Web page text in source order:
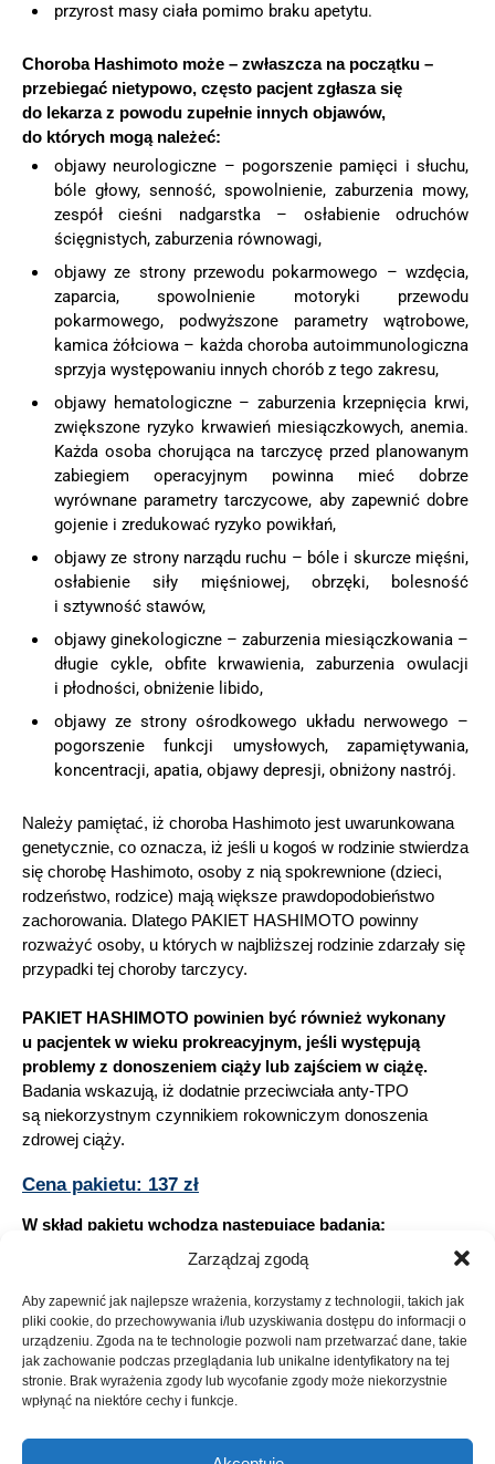
Zarządzaj zgodą
Aby zapewnić jak najlepsze wrażenia, korzystamy z technologii, takich jak
pliki cookie, do przechowywania i/lub uzyskiwania dostępu do informacji o
urządzeniu. Zgoda na te technologie pozwoli nam przetwarzać dane, takie
jak zachowanie podczas przeglądania lub unikalne identyfikatory na tej
stronie. Brak wyrażenia zgody lub wycofanie zgody może niekorzystnie
wpłynąć na niektóre cechy i funkcje.
przyrost masy ciała pomimo braku apetytu.
Choroba Hashimoto może – zwłaszcza na początku –
przebiegać nietypowo, często pacjent zgłasza się
do lekarza z powodu zupełnie innych objawów,
do których mogą należeć:
objawy neurologiczne – pogorszenie pamięci i słuchu,
bóle głowy, senność, spowolnienie, zaburzenia mowy,
zespół cieśni nadgarstka – osłabienie odruchów
ścięgnistych, zaburzenia równowagi,
objawy ze strony przewodu pokarmowego – wzdęcia,
zaparcia, spowolnienie motoryki przewodu
pokarmowego, podwyższone parametry wątrobowe,
kamica żółciowa – każda choroba autoimmunologiczna
sprzyja występowaniu innych chorób z tego zakresu,
objawy hematologiczne – zaburzenia krzepnięcia krwi,
zwiększone ryzyko krwawień miesiączkowych, anemia.
Każda osoba chorująca na tarczycę przed planowanym
zabiegiem operacyjnym powinna mieć dobrze
wyrównane parametry tarczycowe, aby zapewnić dobre
gojenie i zredukować ryzyko powikłań,
objawy ze strony narządu ruchu – bóle i skurcze mięśni,
osłabienie siły mięśniowej, obrzęki, bolesność
i sztywność stawów,
objawy ginekologiczne – zaburzenia miesiączkowania –
długie cykle, obfite krwawienia, zaburzenia owulacji
i płodności, obniżenie libido,
objawy ze strony ośrodkowego układu nerwowego –
pogorszenie funkcji umysłowych, zapamiętywania,
koncentracji, apatia, objawy depresji, obniżony nastrój.
Należy pamiętać, iż choroba Hashimoto jest uwarunkowana
genetycznie, co oznacza, iż jeśli u kogoś w rodzinie stwierdza
się chorobę Hashimoto, osoby z nią spokrewnione (dzieci,
rodzeństwo, rodzice) mają większe prawdopodobieństwo
zachorowania. Dlatego PAKIET HASHIMOTO powinny
rozważyć osoby, u których w najbliższej rodzinie zdarzały się
przypadki tej choroby tarczycy.
PAKIET HASHIMOTO powinien być również wykonany
u pacjentek w wieku prokreacyjnym, jeśli występują
problemy z donoszeniem ciąży lub zajściem w ciążę.
Badania wskazują, iż dodatnie przeciwciała anty-TPO
są niekorzystnym czynnikiem rokowniczym donoszenia
zdrowej ciąży.
Cena pakietu: 137 zł
W skład pakietu wchodzą następujące badania:
TSH – Tyreotropina (TSH) trzeciej generacji (L69)
FT3 – Wolna trijodotyronina (FT3) (O55)
ATPO – P/c przeciw peroksydazie tarczycowej (ATPO)
(O09)
ATG – P/c antytyreoglobulinowe (ATG) (O18)